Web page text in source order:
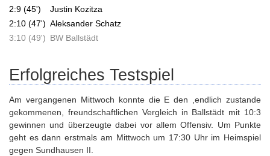
2:9 (45')
Justin Kozitza
2:10 (47') Aleksander Schatz
3:10 (49') BW Ballstädt
Erfolgreiches Testspiel
Am vergangenen Mittwoch konnte die E den ,endlich zustande
gekommenen, freundschaftlichen Vergleich in Ballstädt mit 10:3
gewinnen und überzeugte dabei vor allem Offensiv. Um Punkte
geht es dann erstmals am Mittwoch um 17:30 Uhr im Heimspiel
gegen Sundhausen II.